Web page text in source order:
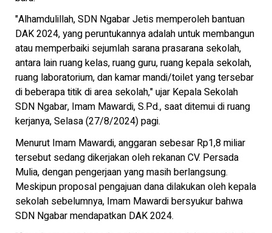
"Alhamdulillah, SDN Ngabar Jetis memperoleh bantuan
DAK 2024, yang peruntukannya adalah untuk membangun
atau memperbaiki sejumlah sarana prasarana sekolah,
antara lain ruang kelas, ruang guru, ruang kepala sekolah,
ruang laboratorium, dan kamar mandi/toilet yang tersebar
di beberapa titik di area sekolah," ujar Kepala Sekolah
SDN Ngabar, Imam Mawardi, S.Pd., saat ditemui di ruang
kerjanya, Selasa (27/8/2024) pagi.
Menurut Imam Mawardi, anggaran sebesar Rp1,8 miliar
tersebut sedang dikerjakan oleh rekanan CV. Persada
Mulia, dengan pengerjaan yang masih berlangsung.
Meskipun proposal pengajuan dana dilakukan oleh kepala
sekolah sebelumnya, Imam Mawardi bersyukur bahwa
SDN Ngabar mendapatkan DAK 2024.